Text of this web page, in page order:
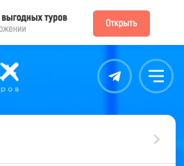
Контакты Меню